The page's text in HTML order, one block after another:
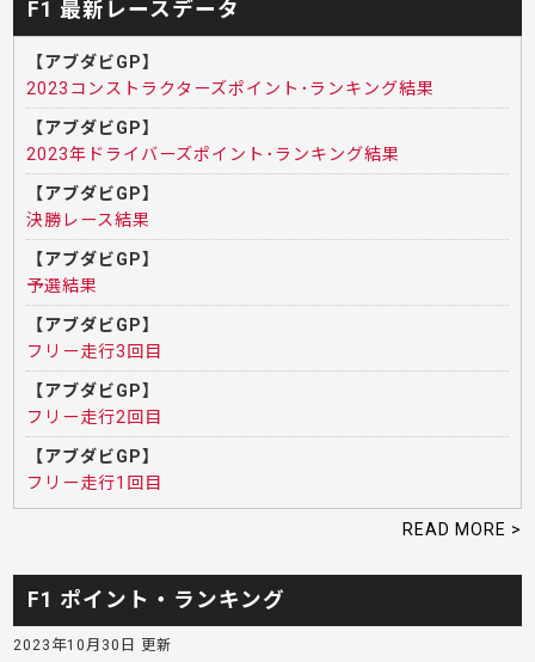
F1 最新レースデータ
【アブダビGP】
2023コンストラクターズポイント･ランキング結果
【アブダビGP】
2023年ドライバーズポイント･ランキング結果
【アブダビGP】
決勝レース結果
【アブダビGP】
予選結果
【アブダビGP】
フリー走行3回目
【アブダビGP】
フリー走行2回目
【アブダビGP】
フリー走行1回目
READ MORE >
F1 ポイント・ランキング
2023年10月30日 更新